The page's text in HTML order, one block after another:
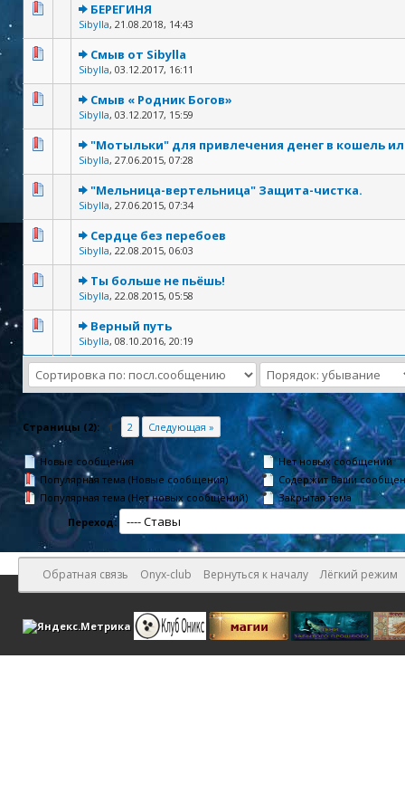
БЕРЕГИНЯ
Sibylla, 21.08.2018, 14:43
Смыв от Sibylla
Sibylla, 03.12.2017, 16:11
Смыв « Родник Богов»
Sibylla, 03.12.2017, 15:59
"Мотыльки" для привлечения денег в кошель
Sibylla, 27.06.2015, 07:28
"Мельница-вертельница" Защита-чистка.
Sibylla, 27.06.2015, 07:34
Сердце без перебоев
Sibylla, 22.08.2015, 06:03
Ты больше не пьёшь!
Sibylla, 22.08.2015, 05:58
Верный путь
Sibylla, 08.10.2016, 20:19
Страницы (2): 1 2 Следующая »
Новые сообщения
Популярная тема (Новые сообщения)
Популярная тема (Нет новых сообщений)
Нет новых сообщений
Содержит Ваши
Закрытая тема
Переход:
Обратная связь Onyx-club Вернуться к началу Лёгкий режим